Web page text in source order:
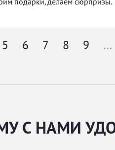
подарки, делаем сюрпризы.
5 6 7 8 9 …
С НАМИ